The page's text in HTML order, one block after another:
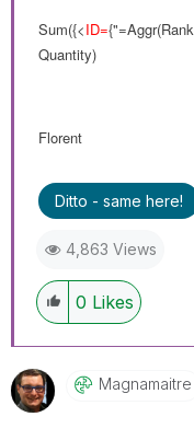
Sum({<ID=
Quantity)
Florent
Ditto - same here!
4,863 Views
0 Likes
Magnamaitre